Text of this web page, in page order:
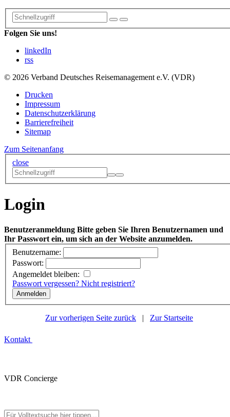
Folgen Sie uns!
linkedIn
rss
© 2026 Verband Deutsches Reisemanagement e.V. (VDR)
Drucken
Impressum
Datenschutzerklärung
Barrierefreiheit
Sitemap
Zum Seitenanfang
close
Login
Benutzeranmeldung Bitte geben Sie Ihren Benutzernamen und
Ihr Passwort ein, um sich an der Website anzumelden.
Benutzername:
Passwort:
Angemeldet bleiben:
Passwort vergessen? Nicht registriert?
Zur vorherigen Seite zurück | Zur Startseite
Kontakt
VDR Concierge